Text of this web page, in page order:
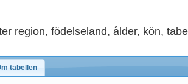
region, födelseland, ålder, kön,
tabellen